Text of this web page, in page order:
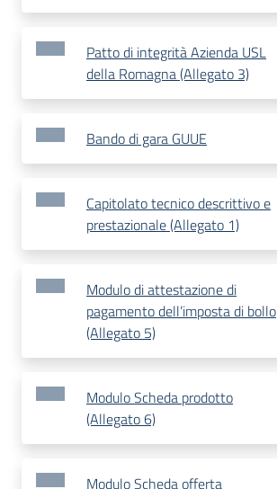
Patto di integrità Azienda USL
della Romagna (Allegato 3)
Bando di gara GUUE
Capitolato tecnico descrittivo e
prestazionale (Allegato 1)
Modulo di attestazione di
pagamento dell’imposta di bollo
(Allegato 5)
Modulo Scheda prodotto
(Allegato 6)
Modulo Scheda offerta